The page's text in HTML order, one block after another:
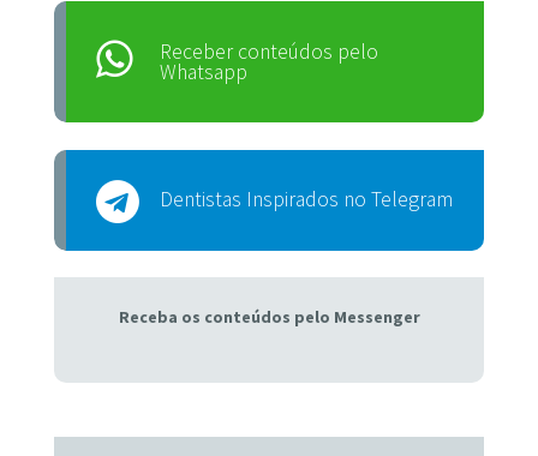
Receber conteúdos pelo
Whatsapp
Dentistas Inspirados no Telegram
Receba os conteúdos pelo Messenger